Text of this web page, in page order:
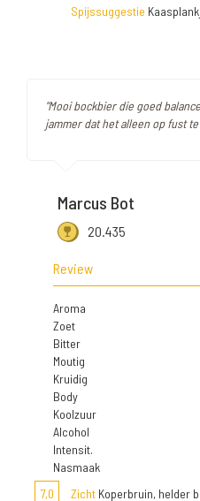
Spijssuggestie
"Mooi bockbier die goed
jammer dat het alleen op fust
Marcus Bot
20.435
Review
Aroma
Zoet
Bitter
Moutig
Kruidig
Body
Koolzuur
Alcohol
Intensit.
Nasmaak
7,0
Zicht Koperbruin, helder